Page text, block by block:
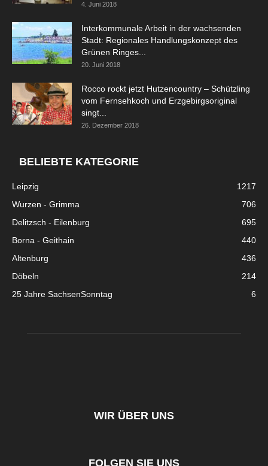
4. Juni 2018
Interkommunale Arbeit in der wachsenden
Stadt: Regionales Handlungskonzept des
Grünen Ringes...
20. Juni 2018
Rocco rockt jetzt Hutzencountry – Schützling
vom Fernsehkoch und Erzgebirgsoriginal
singt...
26. Dezember 2018
BELIEBTE KATEGORIE
Leipzig
1217
Wurzen - Grimma
706
Delitzsch - Eilenburg
695
Borna - Geithain
440
Altenburg
436
Döbeln
214
25 Jahre SachsenSonntag
6
WIR ÜBER UNS
FOLGEN SIE UNS